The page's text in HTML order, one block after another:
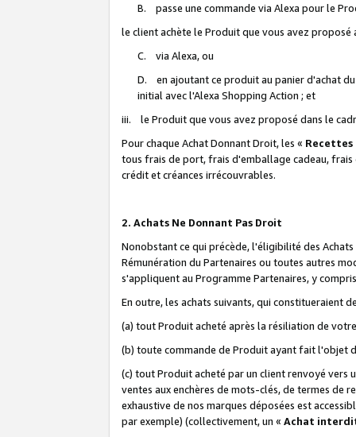
B. passe une commande via Alexa pour le
le client achète le Produit que vous avez proposé
C. via Alexa, ou
D. en ajoutant ce produit au panier d'achat
initial avec l'Alexa Shopping Action ; et
iii. le Produit que vous avez proposé dans le
Pour chaque Achat Donnant Droit, les «
tous frais de port, frais d'emballage cadeau, frais
crédit et créances irrécouvrables.
2. Achats Ne Donnant Pas Droit
Nonobstant ce qui précède, l'éligibilité des
Rémunération du Partenaires ou toutes autres
s'appliquent au Programme Partenaires, y
En outre, les achats suivants, qui constitueraient
(a) tout Produit acheté après la résiliation de
(b) toute commande de Produit ayant fait l'objet
(c) tout Produit acheté par un client renvoyé vers
ventes aux enchères de mots-clés, de termes de
exhaustive de nos marques déposées est
par exemple) (collectivement, un « Achat